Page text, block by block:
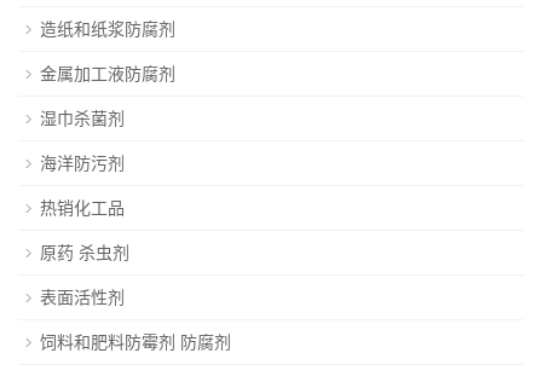
造纸和纸浆防腐剂
金属加工液防腐剂
湿巾杀菌剂
海洋防污剂
热销化工品
原药 杀虫剂
表面活性剂
饲料和肥料防霉剂 防腐剂